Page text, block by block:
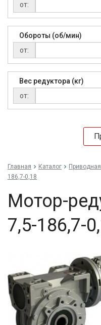
от:
Обороты (об/мин)
от:
Вес редуктора (кг)
от:
Главная Каталог
186,7-0,18
Мо­тор-
7,5-186,7-